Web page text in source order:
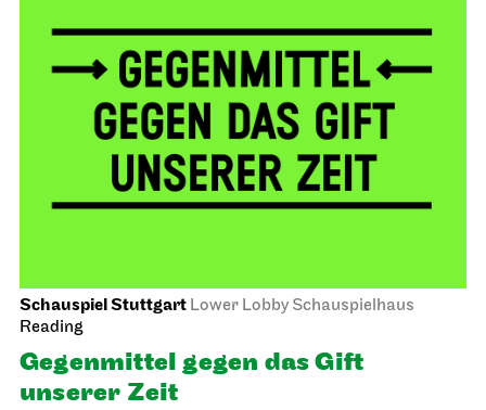
Schauspiel Stuttgart Lower Lobby Schauspielhaus
Reading
Gegenmittel gegen das Gift
unserer Zeit